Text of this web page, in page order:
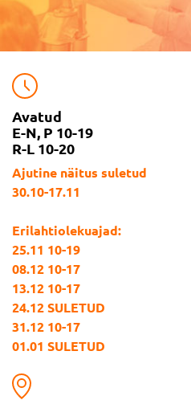
Avatud
E-N, P 10-19
R-L 10-20
Ajutine näitus suletud
30.10-17.11
Erilahtiolekuajad:
25.11 10-19
08.12 10-17
13.12 10-17
24.12 SULETUD
31.12 10-17
01.01 SULETUD